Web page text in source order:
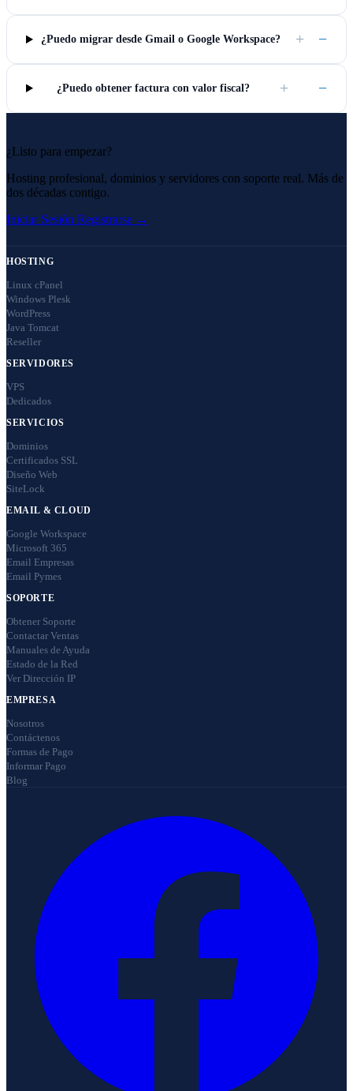
¿Puedo migrar desde Gmail o Google Workspace? + −
¿Puedo obtener factura con valor fiscal? + −
¿Listo para empezar?
Hosting profesional, dominios y servidores con soporte real. Más de
dos décadas contigo.
Iniciar Sesión Registrarse →
HOSTING
Linux cPanel
Windows Plesk
WordPress
Java Tomcat
Reseller
SERVIDORES
VPS
Dedicados
SERVICIOS
Dominios
Certificados SSL
Diseño Web
SiteLock
EMAIL & CLOUD
Google Workspace
Microsoft 365
Email Empresas
Email Pymes
SOPORTE
Obtener Soporte
Contactar Ventas
Manuales de Ayuda
Estado de la Red
Ver Dirección IP
EMPRESA
Nosotros
Contáctenos
Formas de Pago
Informar Pago
Blog